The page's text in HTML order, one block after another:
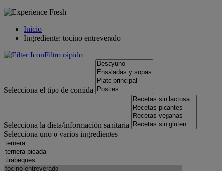
Inicio
Ingrediente: tocino entreverado
Filtro rápido
Selecciona el tipo de comida
Selecciona la dieta/información sanitaria
Selecciona uno o varios ingredientes